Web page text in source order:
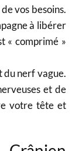
vos besoins.
à libérer
« comprimé »
nerf vague.
et de
votre tête et